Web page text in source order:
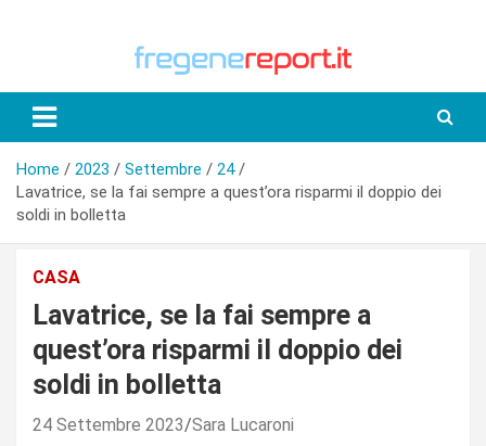
Home 2023 Settembre
24
Lavatrice, se la fai sempre a quest’ora risparmi il doppio dei
soldi in bolletta
CASA
Lavatrice, se la fai sempre a
quest’ora risparmi il doppio dei
soldi in bolletta
24 Settembre 2023 Sara Lucaroni